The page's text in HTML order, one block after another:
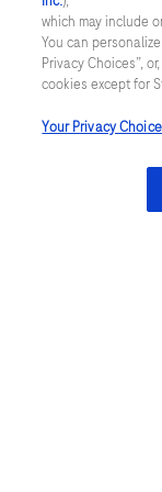
Newsletter
Cyber Security
Cookie Präferenzen
Roche Digital Trust
which may include
You can
Privacy Choices”,
cookies except for
Your Privacy